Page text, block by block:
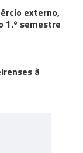
externo,
1.º semestre
à